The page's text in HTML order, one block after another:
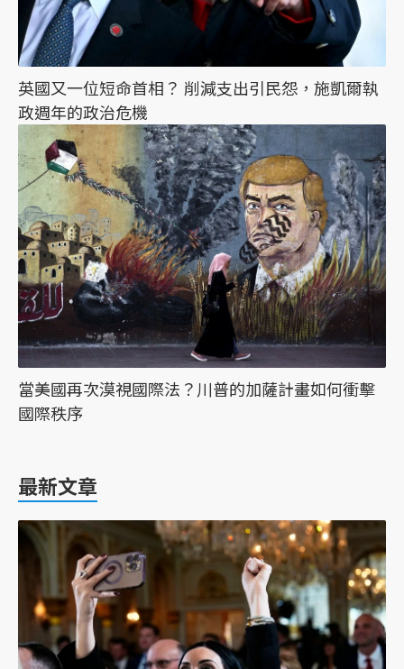
英國又一位短命首相？ 削減支出引民怨，施凱爾執
政週年的政治危機
當美國再次漠視國際法？川普的加薩計畫如何衝擊
國際秩序
最新文章